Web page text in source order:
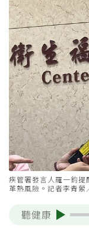
疾管署發言人羅一鈞
革熱風險。記者李青縈
聽健康